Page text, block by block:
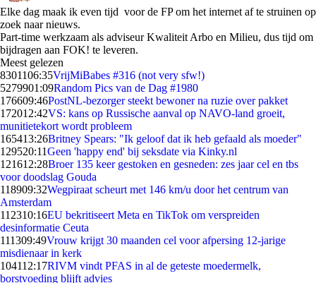
Elke dag maak ik even tijd voor de FP om het internet af te struinen op
zoek naar nieuws.
Part-time werkzaam als adviseur Kwaliteit Arbo en Milieu, dus tijd om
bijdragen aan FOK! te leveren.
Meest gelezen
8301106:35VrijMiBabes #316 (not very sfw!)
5279901:09Random Pics van de Dag #1980
176609:46PostNL-bezorger steekt bewoner na ruzie over pakket
172012:42VS: kans op Russische aanval op NAVO-land groeit,
munitietekort wordt probleem
165413:26Britney Spears: "Ik geloof dat ik heb gefaald als moeder"
129520:11Geen 'happy end' bij seksdate via Kinky.nl
121612:28Broer 135 keer gestoken en gesneden: zes jaar cel en tbs
voor doodslag Gouda
118909:32Wegpiraat scheurt met 146 km/u door het centrum van
Amsterdam
112310:16EU bekritiseert Meta en TikTok om verspreiden
desinformatie Ceuta
111309:49Vrouw krijgt 30 maanden cel voor afpersing 12-jarige
misdienaar in kerk
104112:17RIVM vindt PFAS in al de geteste moedermelk,
borstvoeding blijft advies